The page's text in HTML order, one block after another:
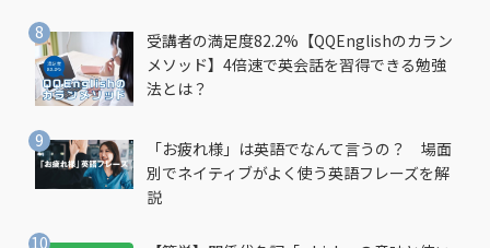
受講者の満足度82.2%【QQEnglishのカラン
メソッド】4倍速で英会話を習得できる勉強
法とは？
「お疲れ様」は英語でなんて言うの？ 場面
別でネイティブがよく使う英語フレーズを解
説